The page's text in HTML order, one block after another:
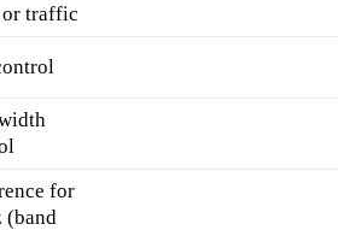
or traffic
for
(band